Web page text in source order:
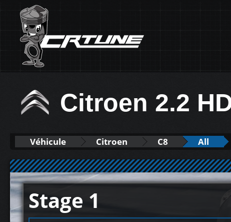
Citroen 2.2
Véhicule Citroen C8 All
Stage 1